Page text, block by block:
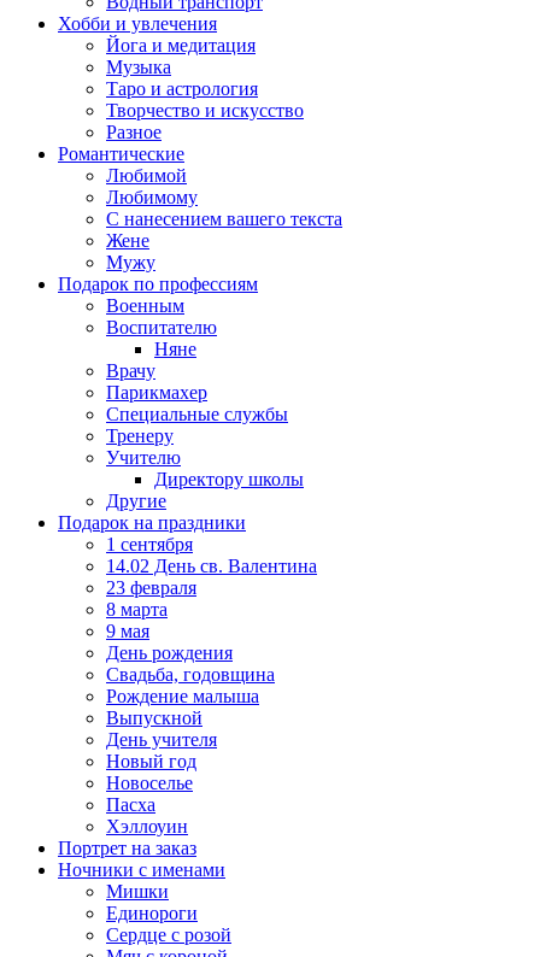
Хобби и увлечения
Йога и медитация
Музыка
Таро и астрология
Творчество и искусство
Разное
Романтические
Любимой
Любимому
С нанесением вашего текста
Жене
Мужу
Подарок по профессиям
Военным
Воспитателю
Няне
Врачу
Парикмахер
Специальные службы
Тренеру
Учителю
Директору школы
Другие
Подарок на праздники
1 сентября
14.02 День св. Валентина
23 февраля
8 марта
9 мая
День рождения
Свадьба, годовщина
Рождение малыша
Выпускной
День учителя
Новый год
Новоселье
Пасха
Хэллоуин
Портрет на заказ
Ночники с именами
Мишки
Единороги
Сердце с розой